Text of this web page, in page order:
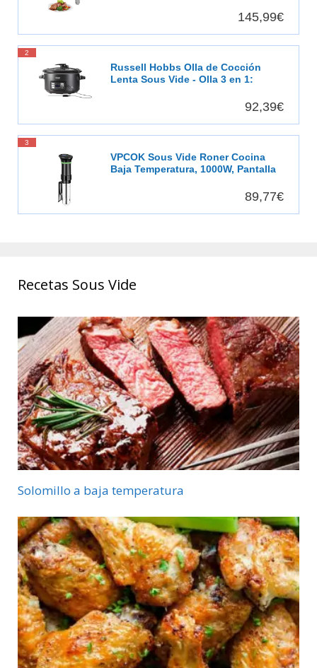
145,99€
2
Russell Hobbs Olla de Cocción
Lenta Sous Vide - Olla 3 en 1:
Medidor Temperatura, Pantalla
Digital LED, 6 Raciones, Recipiente
Extraíble de Cerámica, Negro -
25630-56
92,39€
3
VPCOK Sous Vide Roner Cocina
Baja Temperatura, 1000W, Pantalla
Circulador, Máquina de Cocción al
Recetario
89,77€
Recetas Sous Vide
Solomillo a baja temperatura